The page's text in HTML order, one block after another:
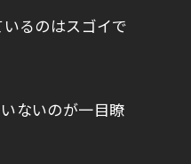
るのはスゴイで
ないのが一目瞭